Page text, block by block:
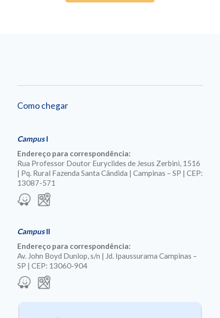
Como chegar
CampusI
Endereço para correspondência:
Rua Professor Doutor Euryclides de Jesus Zerbini, 1516
| Pq. Rural Fazenda Santa Cândida | Campinas – SP | CEP:
13087-571
CampusII
Endereço para correspondência:
Av. John Boyd Dunlop, s/n | Jd. Ipaussurama Campinas –
SP | CEP: 13060-904